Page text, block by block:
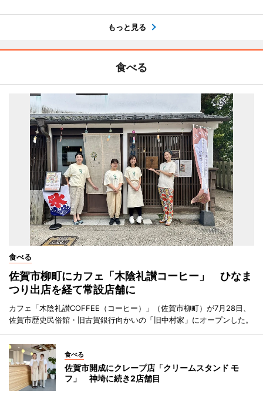
もっと見る
食べる
食べる
佐賀市柳町にカフェ「木陰礼讃コーヒー」 ひなま
つり出店を経て常設店舗に
カフェ「木陰礼讃COFFEE（コーヒー）」（佐賀市柳町）が7月28日、
佐賀市歴史民俗館・旧古賀銀行向かいの「旧中村家」にオープンした。
食べる
佐賀市開成にクレープ店「クリームスタンド モ
フ」 神埼に続き2店舗目